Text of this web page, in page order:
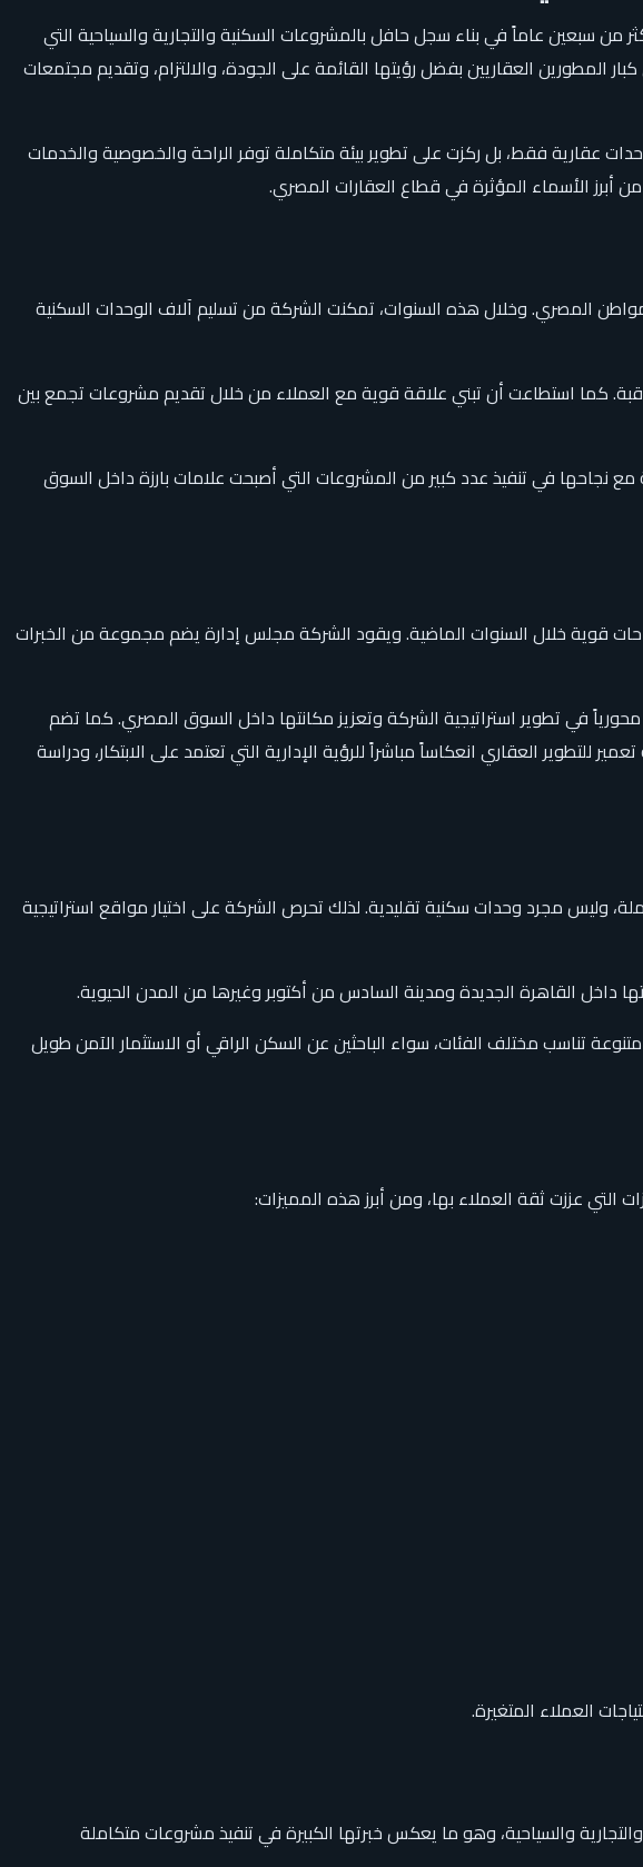
سبعين عاماً في بناء سجل حافل بالمشروعات السكنية والتجارية والسياحية التي
الشركة أن تحافظ على مكانتها بين كبار المطورين العقاريين بفضل رؤيتها القائمة على الجودة، والالتزام، وتقديم مجتمعات
عقارية فقط، بل ركزت على تطوير بيئة متكاملة توفر الراحة والخصوصية والخدمات
أبرز الأسماء المؤثرة في قطاع العقارات المصري.
المصري. وخلال هذه السنوات، تمكنت الشركة من تسليم آلاف الوحدات السكنية
كما استطاعت أن تبني علاقة قوية مع العملاء من خلال تقديم مشروعات تجمع بين
نجاحها في تنفيذ عدد كبير من المشروعات التي أصبحت علامات بارزة داخل السوق
قوية خلال السنوات الماضية. ويقود الشركة مجلس إدارة يضم مجموعة من الخبرات
في تطوير استراتيجية الشركة وتعزيز مكانتها داخل السوق المصري. كما تضم
للتطوير العقاري انعكاساً مباشراً للرؤية الإدارية التي تعتمد على الابتكار، ودراسة
وليس مجرد وحدات سكنية تقليدية. لذلك تحرص الشركة على اختيار مواقع استراتيجية
القاهرة الجديدة ومدينة السادس من أكتوبر وغيرها من المدن الحيوية.
تناسب مختلف الفئات، سواء الباحثين عن السكن الراقي أو الاستثمار الآمن طويل
عززت ثقة العملاء بها، ومن أبرز هذه المميزات:
العملاء المتغيرة.
والسياحية، وهو ما يعكس خبرتها الكبيرة في تنفيذ مشروعات متكاملة